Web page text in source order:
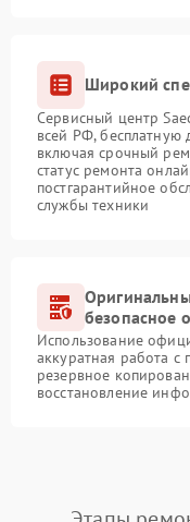
Широкий
Сервисный центр
всей РФ, бесплатную
включая срочный
статус ремонта
постгарантийное
службы техники
безопасное
Использование
аккуратная работа с
резервное
восстановление